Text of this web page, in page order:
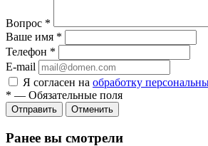
Вопрос *
Ваше имя *
Телефон *
E-mail
Я согласен на обработку
* — Обязательные поля
Отменить
Ранее вы смотрели